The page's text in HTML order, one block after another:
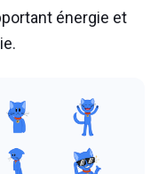
énergie et